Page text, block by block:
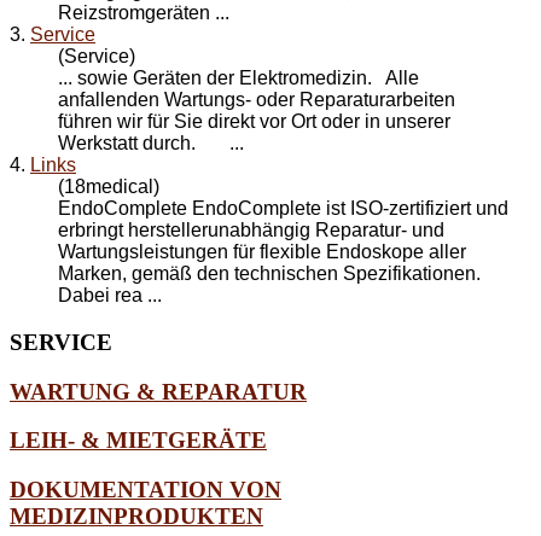
Reizstromgeräten ...
3. Service
(Service)
... sowie Geräten der Elektromedizin. Alle
anfallenden Wartungs- oder Reparaturarbeiten
führen wir für Sie direkt vor Ort oder in unserer
Werkstatt durch. ...
4. Links
(18medical)
EndoComplete EndoComplete ist ISO-zertifiziert und
erbringt herstellerunabhängig Reparatur- und
Wartungsleistungen für flexible Endoskope aller
Marken, gemäß den technischen Spezifikationen.
Dabei rea ...
SERVICE
WARTUNG & REPARATUR
LEIH- & MIETGERÄTE
DOKUMENTATION VON
MEDIZINPRODUKTEN